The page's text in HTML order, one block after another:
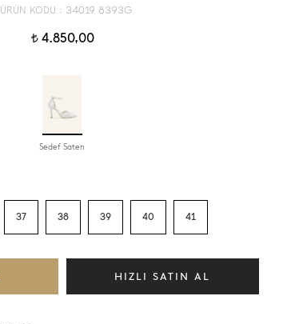
ÜRÜN KODU : 34019 8393G
t4.850,00
Sedef Saten
37 38 39 40 41